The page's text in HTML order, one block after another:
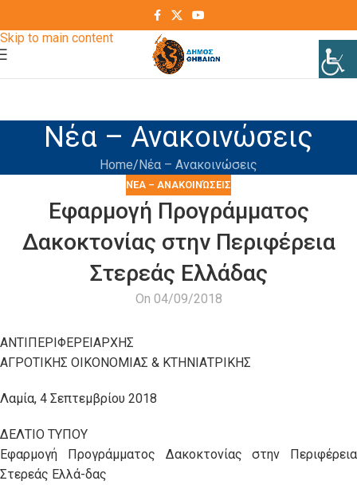
Skip to main content
Νέα – Ανακοινώσεις
Home Νέα – Ανακοινώσεις
ΝΈΑ – ΑΝΑΚΟΙΝΏΣΕΙΣ
Εφαρμογή Προγράμματος
Δακοκτονίας στην Περιφέρεια
Στερεάς Ελλάδας
On 04/09/2018
ΑΝΤΙΠΕΡΙΦΕΡΕΙΑΡΧΗΣ
ΑΓΡΟΤΙΚΗΣ ΟΙΚΟΝΟΜΙΑΣ & ΚΤΗΝΙΑΤΡΙΚΗΣ
Λαμία, 4 Σεπτεμβρίου 2018
ΔΕΛΤΙΟ ΤΥΠΟΥ
Εφαρμογή Προγράμματος Δακοκτονίας στην Περιφέρεια
Στερεάς Ελλά-δας